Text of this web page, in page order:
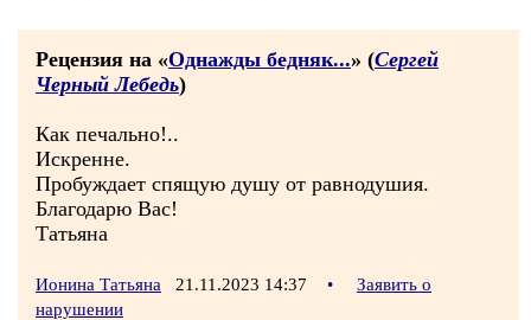
Рецензия на «Однажды бедняк...» (Сергей
Черный Лебедь)
Как печально!..
Искренне.
Пробуждает спящую душу от равнодушия.
Благодарю Вас!
Татьяна
Ионина Татьяна 21.11.2023 14:37 •
Заявить о
нарушении